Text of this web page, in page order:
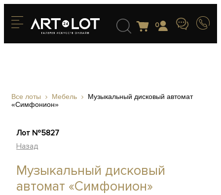
0
Все лоты Мебель
Музыкальный дисковый автомат
«Симфонион»
Лот №5827
Назад
Музыкальный дисковый
автомат «Симфонион»